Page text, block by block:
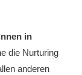
in
die Nurturing
anderen